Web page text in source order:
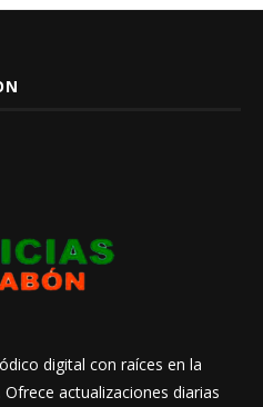
digital con raíces en la
actualizaciones diarias